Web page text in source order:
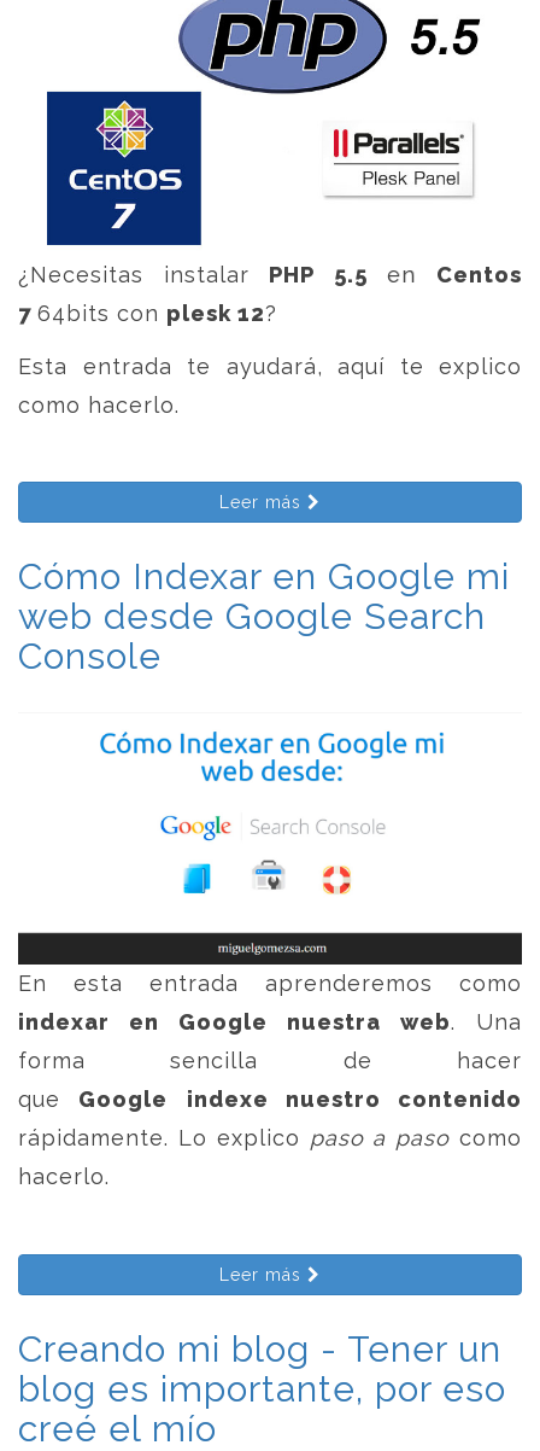
¿Necesitas instalar PHP 5.5 en Centos
7 64bits con plesk 12?
Esta entrada te ayudará, aquí te explico
como hacerlo.
Leer más
Cómo Indexar en Google mi
web desde Google Search
Console
En esta entrada aprenderemos como
indexar en Google nuestra web. Una
forma sencilla de hacer
que Google
indexe nuestro contenido
rápidamente. Lo explico paso a paso como
hacerlo.
Leer más
Creando mi blog - Tener un
blog es importante, por eso
creé el mío